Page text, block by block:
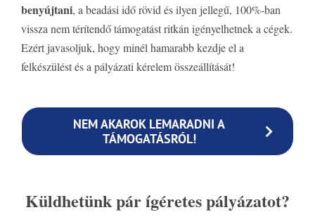
benyújtani, a beadási idő rövid és ilyen jellegű, 100%-ban
vissza nem térítendő támogatást ritkán igényelhetnek a cégek.
Ezért javasoljuk, hogy minél hamarabb kezdje el a
felkészülést és a pályázati kérelem összeállítását!
NEM AKAROK LEMARADNI A
TÁMOGATÁSRÓL!
Küldhetünk pár ígéretes pályázatot?